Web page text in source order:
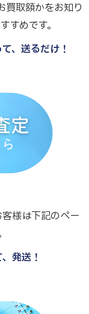
買取額かをお知り
すめです。
、送るだけ！
様は下記のペー
発送！